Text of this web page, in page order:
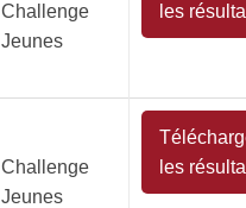
Challenge
Jeunes
les
Challenge
Jeunes
les